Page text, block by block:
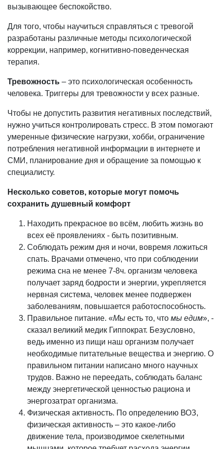
вызывающее беспокойство.
Для того, чтобы научиться справляться с тревогой
разработаны различные методы психологической
коррекции, например, когнитивно-поведенческая
терапия.
Тревожность – это психологическая особенность
человека. Триггеры для тревожности у всех разные.
Чтобы не допустить развития негативных последствий,
нужно учиться контролировать стресс. В этом помогают
умеренные физические нагрузки, хобби, ограничение
потребления негативной информации в интернете и
СМИ, планирование дня и обращение за помощью к
специалисту.
Несколько советов, которые могут помочь
сохранить душевный комфорт
Находить прекрасное во всём, любить жизнь во
всех её проявлениях - быть позитивным.
Соблюдать режим дня и ночи, вовремя ложиться
спать. Врачами отмечено, что при соблюдении
режима сна не менее 7-8ч. организм человека
получает заряд бодрости и энергии, укрепляется
нервная система, человек менее подвержен
заболеваниям, повышается работоспособность.
Правильное питание. «Мы есть то, что мы едим», -
сказал великий медик Гиппократ. Безусловно,
ведь именно из пищи наш организм получает
необходимые питательные вещества и энергию. О
правильном питании написано много научных
трудов. Важно не переедать, соблюдать баланс
между энергетической ценностью рациона и
энергозатрат организма.
Физическая активность. По определению ВОЗ,
физическая активность – это какое-либо
движение тела, производимое скелетными